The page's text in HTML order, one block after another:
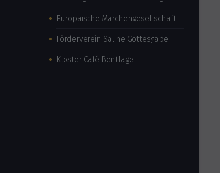
Europäische Märchengesellschaft
Förderverein Saline Gottesgabe
Kloster Café Bentlage